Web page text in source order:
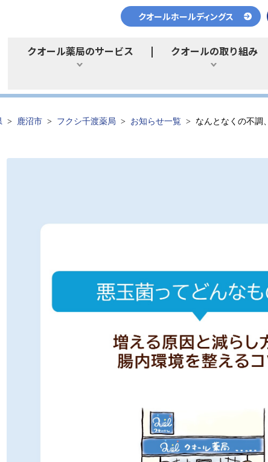
クオール薬局のサービス
ひらく
クオールの取り組み
ひらく
クオールホールディングス
鹿沼市 フクシ千渡薬局 お知らせ一覧 なんとなくの不調、